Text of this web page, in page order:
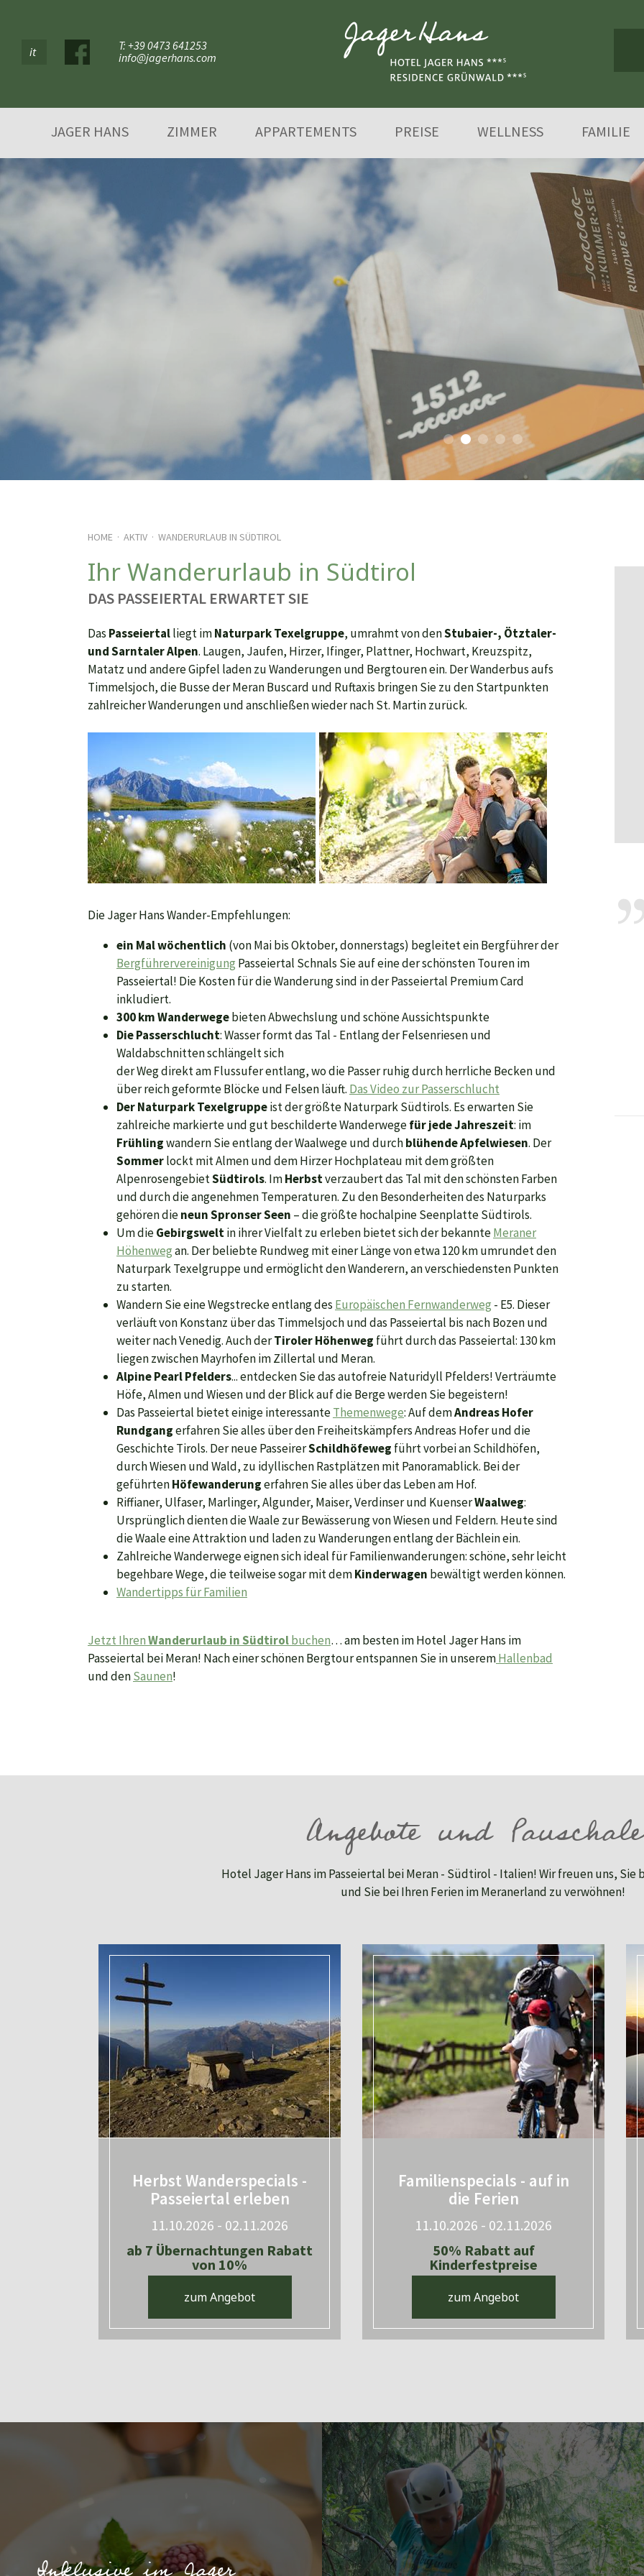
it
T: +39 0473 641253
info@jagerhans.com
JAGER HANS ZIMMER APPARTEMENTS PREISE WELLNESS FAMILIE
HOME · AKTIV · WANDERURLAUB IN SÜDTIROL
Ihr Wanderurlaub in Südtirol
DAS PASSEIERTAL ERWARTET SIE
Das Passeiertalliegt imNaturpark Texelgruppe, umrahmt von denStubaier-, Ötztaler-
und Sarntaler Alpen. Laugen, Jaufen, Hirzer, Ifinger, Plattner, Hochwart, Kreuzspitz,
Matatz und andere Gipfel laden zu Wanderungen und Bergtouren ein. Der Wanderbus aufs
Timmelsjoch, die Busse der Meran Buscard und Ruftaxis bringen Sie zu den Startpunkten
zahlreicher Wanderungen und anschließen wieder nach St. Martin zurück.
Die Jager Hans Wander-Empfehlungen:
ein Mal wöchentlich (von Mai bis Oktober, donnerstags) begleitet ein Bergführer der
Bergführervereinigung Passeiertal Schnals Sie auf eine der schönsten Touren im
Passeiertal! Die Kosten für die Wanderung sind in der Passeiertal Premium Card
inkludiert.
300 km Wanderwegebieten Abwechslung und schöne Aussichtspunkte
Die Passerschlucht: Wasser formt das Tal - Entlang der Felsenriesen und
Waldabschnitten schlängelt sich
der Weg direkt am Flussufer entlang, wo die Passer ruhig durch herrliche Becken und
über reich geformte Blöcke und Felsen läuft. Das Video zur Passerschlucht
Der Naturpark Texelgruppeist der größte Naturpark Südtirols. Es erwarten Sie
zahlreiche markierte und gut beschilderte Wanderwegefür jede Jahreszeit: im
Frühlingwandern Sie entlang der Waalwege und durchblühende Apfelwiesen. Der
Sommerlockt mit Almen und dem Hirzer Hochplateau mit dem größten
AlpenrosengebietSüdtirols. ImHerbstverzaubert das Tal mit den schönsten Farben
und durch die angenehmen Temperaturen. Zu den Besonderheiten des Naturparks
gehören dieneun Spronser Seen – die größte hochalpine Seenplatte Südtirols.
Um dieGebirgsweltin ihrer Vielfalt zu erleben bietet sich der bekannteMeraner
Höhenwegan. Der beliebte Rundweg mit einer Länge von etwa 120 km umrundet den
Naturpark Texelgruppe und ermöglicht den Wanderern, an verschiedensten Punkten
zu starten.
Wandern Sie eine Wegstrecke entlang des Europäischen Fernwanderweg - E5. Dieser
verläuft von Konstanz über das Timmelsjoch und das Passeiertal bis nach Bozen und
weiter nach Venedig. Auch derTiroler Höhenweg führt durch das Passeiertal: 130 km
liegen zwischen Mayrhofen im Zillertal und Meran.
Alpine Pearl Pfelders... entdecken Sie das autofreie Naturidyll Pfelders! Verträumte
Höfe, Almen und Wiesen und der Blick auf die Berge werden Sie begeistern!
Das Passeiertal bietet einige interessanteThemenwege: Auf demAndreas Hofer
Rundgangerfahren Sie alles über den Freiheitskämpfers Andreas Hofer und die
Geschichte Tirols. Der neue PasseirerSchildhöfeweg führt vorbei an Schildhöfen,
durch Wiesen und Wald, zu idyllischen Rastplätzen mit Panoramablick. Bei der
geführtenHöfewanderungerfahren Sie alles über das Leben am Hof.
Riffianer, Ulfaser, Marlinger, Algunder, Maiser, Verdinser und KuenserWaalweg:
Ursprünglich dienten die Waale zur Bewässerung von Wiesen und Feldern. Heute sind
die Waale eine Attraktion und laden zu Wanderungen entlang der Bächlein ein.
Zahlreiche Wanderwege eignen sich ideal für Familienwanderungen: schöne, sehr leicht
begehbare Wege, die teilweise sogar mit demKinderwagen bewältigt werden können.
Wandertipps für Familien
Jetzt IhrenWanderurlaub in Südtirolbuchen… am besten im Hotel Jager Hans im
Passeiertal bei Meran! Nach einer schönen Bergtour entspannen Sie in unseremHallenbad
und denSaunen!
Angebote und
Hotel Jager Hans im Passeiertal bei Meran - Südtirol - Italien! Wir freuen uns, Sie
und Sie bei Ihren Ferien im Meranerland zu verwöhnen!
Herbst Wanderspecials -
Passeiertal erleben
11.10.2026 - 02.11.2026
ab 7 Übernachtungen Rabatt
von 10%
zum Angebot
Familienspecials - auf in
die Ferien
11.10.2026 - 02.11.2026
50% Rabatt auf
Kinderfestpreise
zum Angebot